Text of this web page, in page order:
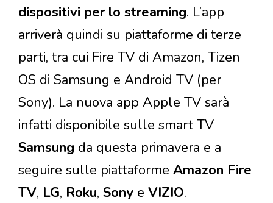
dispositivi per lo streaming. L’app
arriverà quindi su piattaforme di terze
parti, tra cui Fire TV di Amazon, Tizen
OS di Samsung e Android TV (per
Sony). La nuova app Apple TV sarà
infatti disponibile sulle smart TV
Samsung da questa primavera e a
seguire sulle piattaforme Amazon Fire
TV, LG, Roku, Sony e VIZIO.